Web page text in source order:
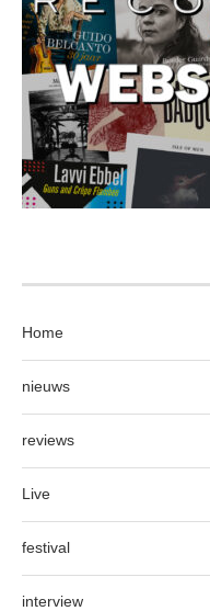
Home
nieuws
reviews
Live
festival
interview